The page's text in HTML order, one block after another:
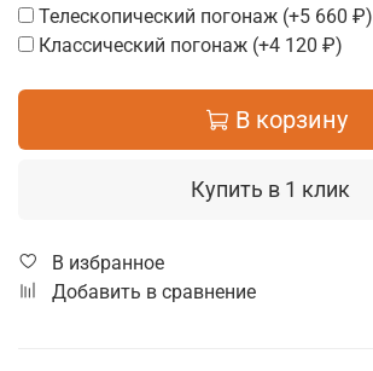
Телескопический погонаж (+5 660 ₽)
Классический погонаж (+4 120 ₽)
В корзину
Купить в 1 клик
В избранное
Добавить в сравнение